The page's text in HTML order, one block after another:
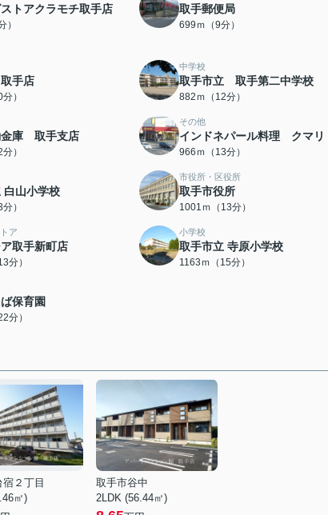
ストアクラモチ取手店
）
取手郵便局
699ｍ（9分）
手店
）
中学校
取手市立 取手第二中学校
882ｍ（12分）
金庫 取手支店
）
その他
インドネパール料理 クマリ
966ｍ（13分）
白山小学校
）
市役所・区役所
取手市役所
1001ｍ（13分）
ア
取手新町店
分）
小学校
取手市立 寺原小学校
1163ｍ（15分）
保育園
分）
２丁目
㎡)
取手市谷中
2LDK (56.44㎡)